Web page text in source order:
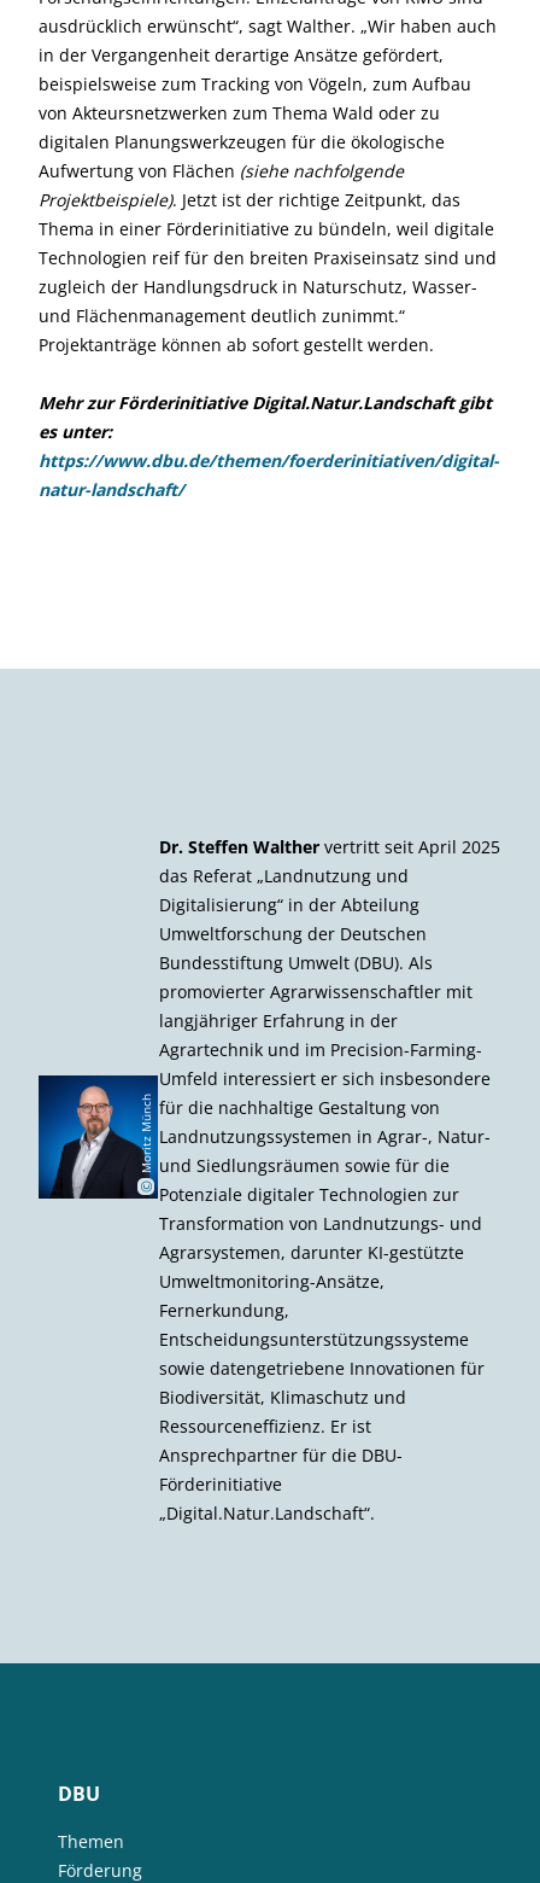
ausdrücklich erwünscht“, sagt Walther. „Wir haben auch
in der Vergangenheit derartige Ansätze gefördert,
beispielsweise zum Tracking von Vögeln, zum Aufbau
von Akteursnetzwerken zum Thema Wald oder zu
digitalen Planungswerkzeugen für die ökologische
Aufwertung von Flächen (siehe nachfolgende
Projektbeispiele). Jetzt ist der richtige Zeitpunkt, das
Thema in einer Förderinitiative zu bündeln, weil digitale
Technologien reif für den breiten Praxiseinsatz sind und
zugleich der Handlungsdruck in Naturschutz, Wasser-
und Flächenmanagement deutlich zunimmt.“
Projektanträge können ab sofort gestellt werden.
Mehr zur Förderinitiative Digital.Natur.Landschaft gibt
es unter:
https://www.dbu.de/themen/foerderinitiativen/digital-
natur-landschaft/
©
M
o
r
i
z
M
ü
n
c
h
(
D
B
U
Dr. Steffen Walthervertritt seit April 2025
das Referat „Landnutzung und
Digitalisierung“ in der Abteilung
Umweltforschung der Deutschen
Bundesstiftung Umwelt (DBU). Als
promovierter Agrarwissenschaftler mit
langjähriger Erfahrung in der
Agrartechnik und im Precision-Farming-
Umfeld interessiert er sich insbesondere
für die nachhaltige Gestaltung von
Landnutzungssystemen in Agrar-, Natur-
und Siedlungsräumen sowie für die
Potenziale digitaler Technologien zur
Transformation von Landnutzungs- und
Agrarsystemen, darunter KI-gestützte
Umweltmonitoring-Ansätze,
Fernerkundung,
Entscheidungsunterstützungssysteme
sowie datengetriebene Innovationen für
Biodiversität, Klimaschutz und
Ressourceneffizienz. Er ist
Ansprechpartner für die DBU-
Förderinitiative
„Digital.Natur.Landschaft“.
DBU
Themen
Förderung